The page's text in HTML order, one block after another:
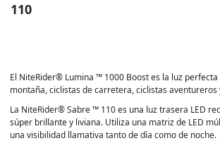
110
El NiteRider® Lumina ™ 1000 Boost es la luz
montaña, ciclistas de carretera, ciclistas
La NiteRider® Sabre ™ 110 es una luz trasera LED
súper brillante y liviana. Utiliza una matriz de LED
una visibilidad llamativa tanto de día como de noche.